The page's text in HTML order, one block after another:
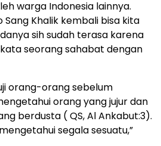
warga Indonesia lainnya.
Sang Khalik kembali bisa kita
sih sudah terasa karena
seorang sahabat dengan
orang-orang sebelum
orang yang jujur dan
berdusta ( QS, Al Ankabut:3).
segala sesuatu,”